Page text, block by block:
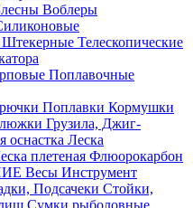
Воблеры
Штекерные Телескопические
Поплавочные
Поплавки Кормушки
Грузила, Джиг-
оснастка Леска
плетеная Флюорокарбон
Весы Инструмент
Подсачеки Стойки,
Сумки рыболовные